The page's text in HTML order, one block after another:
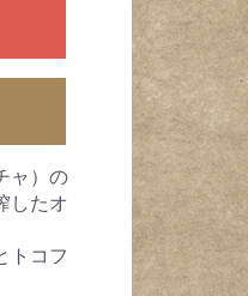
ャ）の
したオ
トコフ